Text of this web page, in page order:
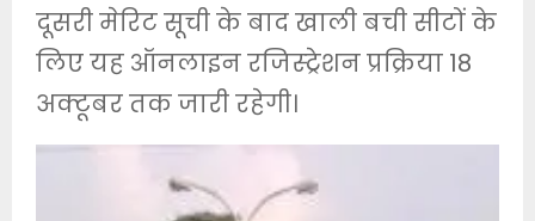
दूसरी मेरिट सूची के बाद खाली बची सीटों के
लिए यह ऑनलाइन रजिस्ट्रेशन प्रक्रिया 18
अक्टूबर तक जारी रहेगी।